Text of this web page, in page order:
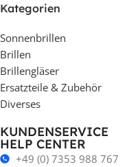
Kategorien
Sonnenbrillen
Brillen
Brillengläser
Ersatzteile & Zubehör
Diverses
KUNDENSERVICE
HELP CENTER
+49 (0) 7353 988 767